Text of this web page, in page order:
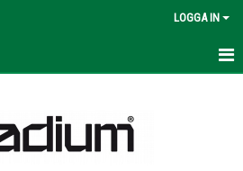
LOGGA IN